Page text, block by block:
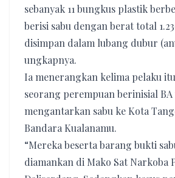
sebanyak 11 bungkus plastik
berisi sabu dengan berat total
disimpan dalam lubang dubur
ungkapnya.
Ia menerangkan kelima pelaku
seorang perempuan berinisial
mengantarkan sabu ke Kota
Bandara Kualanamu.
“Mereka beserta barang bukti
diamankan di Mako Sat Narkoba